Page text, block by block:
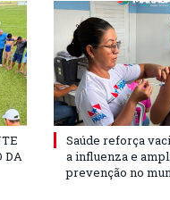
DA
Saúde reforça
a influenza e
prevenção no